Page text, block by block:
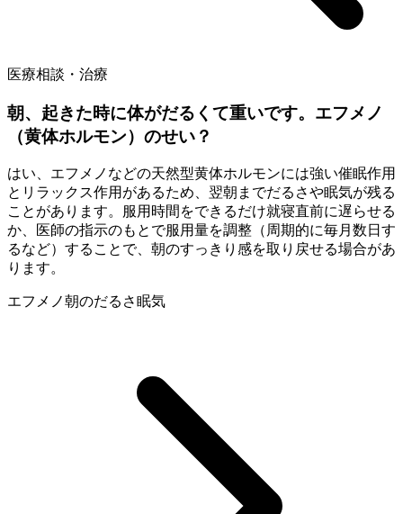
医療相談・治療
朝、起きた時に体がだるくて重いです。エフメノ
（黄体ホルモン）のせい？
はい、エフメノなどの天然型黄体ホルモンには強い催眠作用
とリラックス作用があるため、翌朝までだるさや眠気が残る
ことがあります。服用時間をできるだけ就寝直前に遅らせる
か、医師の指示のもとで服用量を調整（周期的に毎月数日す
るなど）することで、朝のすっきり感を取り戻せる場合があ
ります。
エフメノ朝のだるさ眠気